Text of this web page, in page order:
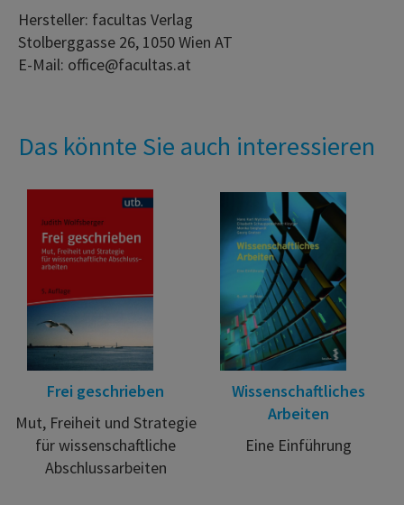
Hersteller: facultas Verlag
Stolberggasse 26, 1050 Wien AT
E-Mail: office@facultas.at
Das könnte Sie auch interessieren
Frei geschrieben
Mut, Freiheit und Strategie
für wissenschaftliche
Abschlussarbeiten
Wissenschaftliches
Arbeiten
Eine Einführung